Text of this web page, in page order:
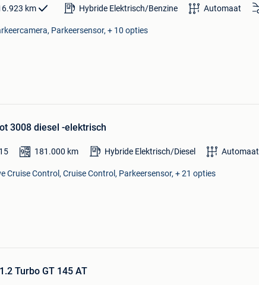
km Hybride Elektrisch/Benzine Automaat
Parkeersensor, + 10 opties
3008 diesel -elektrisch
181.000 km Hybride Elektrisch/Diesel Automaat
Cruise Control, Cruise Control, Parkeersensor, + 21 opties
Turbo GT 145 AT